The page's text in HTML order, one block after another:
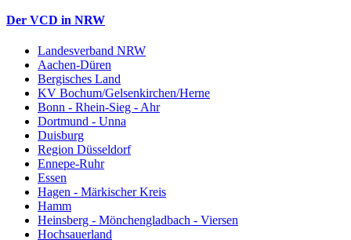
Der VCD in NRW
Landesverband NRW
Aachen-Düren
Bergisches Land
KV Bochum/Gelsenkirchen/Herne
Bonn - Rhein-Sieg - Ahr
Dortmund - Unna
Duisburg
Region Düsseldorf
Ennepe-Ruhr
Essen
Hagen - Märkischer Kreis
Hamm
Heinsberg - Mönchengladbach - Viersen
Hochsauerland